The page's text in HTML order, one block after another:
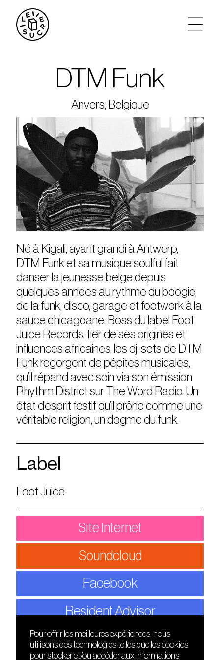
agenda
tickets
le sucre max
partenariats
privatisations
DTM Funk
Anvers, Belgique
Né à Kigali, ayant grandi à Antwerp,
DTM Funk et sa musique soulful fait
danser la jeunesse belge depuis
quelques années au rythme du boogie,
de la funk, disco, garage et footwork à la
sauce chicagoane. Boss du label Foot
Juice Records, fier de ses origines et
influences africaines, les dj-sets de DTM
Funk regorgent de pépites musicales,
qu’il répand avec soin via son émission
Rhythm District sur The Word Radio. Un
état d’esprit festif qu’il prône comme une
véritable religion, un dogme du funk.
Label
Foot Juice
Site Internet
Soundcloud
Facebook
Resident Advisor
DÉCOUVRIR
Le lieu
FRIENDS
Nuits sonores
Pour offrir les meilleures expériences, nous
utilisons des technologies telles que les cookies
pour stocker et/ou accéder aux informations